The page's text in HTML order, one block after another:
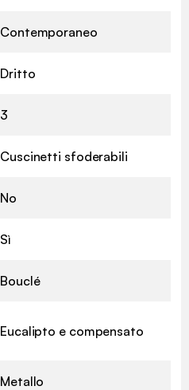
Contemporaneo
Dritto
3
Cuscinetti sfoderabili
No
Sì
Bouclé
Eucalipto e compensato
Metallo